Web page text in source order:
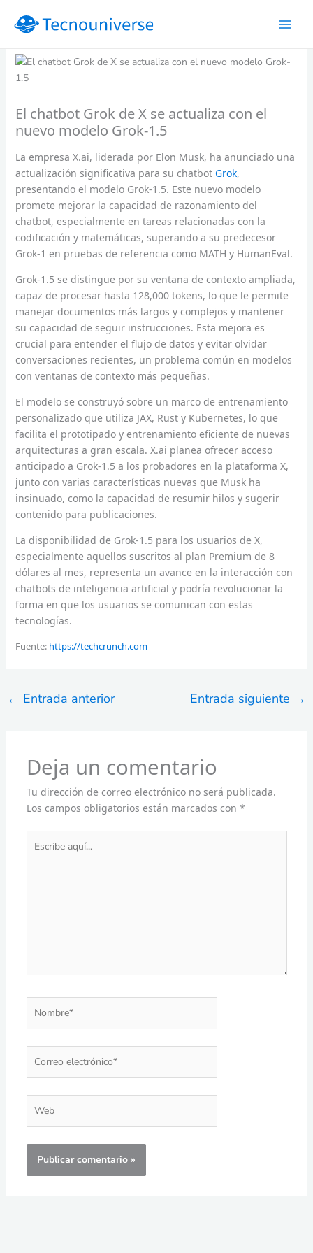
El chatbot Grok de X se actualiza con el
nuevo modelo Grok-1.5
La empresa X.ai, liderada por Elon Musk, ha anunciado una
actualización significativa para su chatbot Grok,
presentando el modelo Grok-1.5. Este nuevo modelo
promete mejorar la capacidad de razonamiento del
chatbot, especialmente en tareas relacionadas con la
codificación y matemáticas, superando a su predecesor
Grok-1 en pruebas de referencia como MATH y HumanEval.
Grok-1.5 se distingue por su ventana de contexto ampliada,
capaz de procesar hasta 128,000 tokens, lo que le permite
manejar documentos más largos y complejos y mantener
su capacidad de seguir instrucciones. Esta mejora es
crucial para entender el flujo de datos y evitar olvidar
conversaciones recientes, un problema común en modelos
con ventanas de contexto más pequeñas.
El modelo se construyó sobre un marco de entrenamiento
personalizado que utiliza JAX, Rust y Kubernetes, lo que
facilita el prototipado y entrenamiento eficiente de nuevas
arquitecturas a gran escala. X.ai planea ofrecer acceso
anticipado a Grok-1.5 a los probadores en la plataforma X,
junto con varias características nuevas que Musk ha
insinuado, como la capacidad de resumir hilos y sugerir
contenido para publicaciones.
La disponibilidad de Grok-1.5 para los usuarios de X,
especialmente aquellos suscritos al plan Premium de 8
dólares al mes, representa un avance en la interacción con
chatbots de inteligencia artificial y podría revolucionar la
forma en que los usuarios se comunican con estas
tecnologías.
Fuente: https://techcrunch.com
← Entrada anterior Entrada siguiente →
Deja un comentario
Tu dirección de correo electrónico no será publicada.
Los campos obligatorios están marcados con *
aquí...
electrónico*